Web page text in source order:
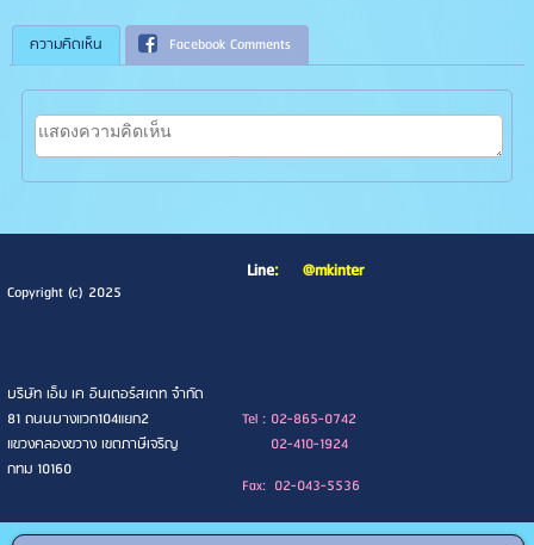
ความคิดเห็น Facebook Comments
Copyright (c) 2025
Line: @mkinter
บริษัท เอ็ม เค อินเตอร์สเตท จำกัด
81 ถนนบางแวก104แยก2
แขวงคลองขวาง เขตภาษีเจริญ
กทม 10160
Tel : 02-865-0742
02-410-1924
Fax: 02-043-5536